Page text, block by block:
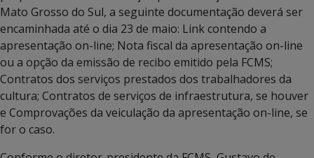
Mato Grosso do Sul, a seguinte documentação deverá ser
encaminhada até o dia 23 de maio: Link contendo a
apresentação on-line; Nota fiscal da apresentação on-line
ou a opção da emissão de recibo emitido pela FCMS;
Contratos dos serviços prestados dos trabalhadores da
cultura; Contratos de serviços de infraestrutura, se houver
e Comprovações da veiculação da apresentação on-line, se
for o caso.